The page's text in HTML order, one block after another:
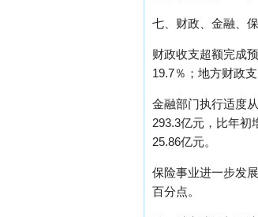
七、财政、金融、
财政收支超额完成
19.7％；地方财政
金融部门执行适度
293.3亿元，比年初
25.86亿元。
保险事业进一步发
百分点。